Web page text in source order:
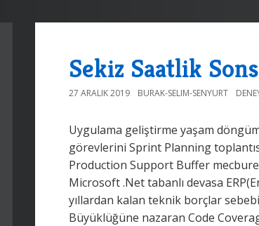
Sekiz Saatlik
27 ARALIK 2019 BURAK-SELIM-SENYURT
Uygulama geliştirme yaşam
görevlerini Sprint Planning
Production Support Buffer
Microsoft .Net tabanlı devasa
yıllardan kalan teknik borçlar
Büyüklüğüne nazaran Code